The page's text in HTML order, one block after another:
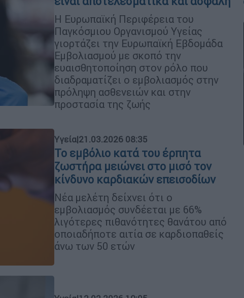
Η Ευρωπαϊκή Περιφέρεια του
Παγκόσμιου Οργανισμού Υγείας
γιορτάζει την Ευρωπαϊκή Εβδομάδα
Εμβολιασμού με σκοπό την
ευαισθητοποίηση στον ρόλο που
διαδραματίζει ο εμβολιασμός στην
πρόληψη ασθενειών και στην
προστασία της ζωής
Υγεία|21.03.2026 08:35
Το εμβόλιο κατά του έρπητα
ζωστήρα μειώνει στο μισό τον
κίνδυνο καρδιακών επεισοδίων
Νέα μελέτη δείχνει ότι ο
εμβολιασμός συνδέεται με 66%
λιγότερες πιθανότητες θανάτου από
οποιαδήποτε αιτία σε καρδιοπαθείς
άνω των 50 ετών